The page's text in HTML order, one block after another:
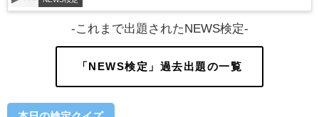
-これまで出題されたNEWS検定-
「NEWS検定」過去出題の一覧